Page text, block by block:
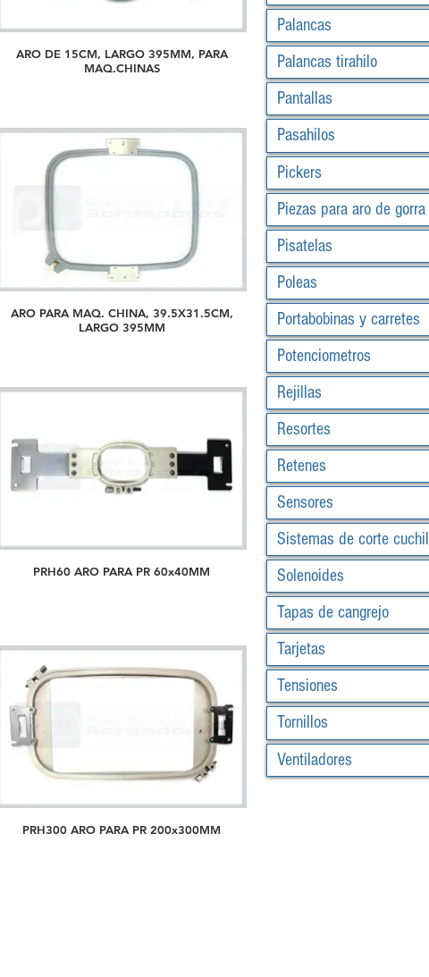
ARO DE 15CM, LARGO 395MM, PARA
MAQ.CHINAS
ARO PARA MAQ. CHINA, 39.5X31.5CM,
LARGO 395MM
PRH60 ARO PARA PR 60x40MM
PRH300 ARO PARA PR 200x300MM
Palancas
Palancas tirahilo
Pantallas
Pasahilos
Pickers
Piezas para aro de gorra
Pisatelas
Poleas
Portabobinas y carretes
Potenciometros
Rejillas
Resortes
Retenes
Sensores
Sistemas de corte
Solenoides
Tapas de cangrejo
Tarjetas
Tensiones
Tornillos
Ventiladores